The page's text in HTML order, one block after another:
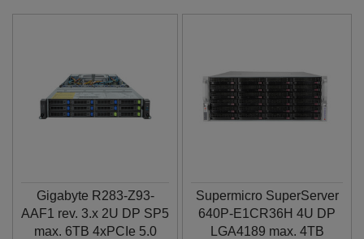
Gigabyte R283-Z93-
AAF1 rev. 3.x 2U DP SP5
max. 6TB 4xPCIe 5.0
Supermicro SuperServer
640P-E1CR36H 4U DP
LGA4189 max. 4TB